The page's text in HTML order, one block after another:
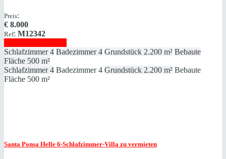
Preis:
€ 8.000
Ref: M12342
Schlafzimmer 4 Badezimmer 4 Grundstück 2.200 m² Bebaute
Fläche 500 m²
Schlafzimmer 4 Badezimmer 4 Grundstück 2.200 m² Bebaute
Fläche 500 m²
Santa Ponsa Helle 6-Schlafzimmer-Villa zu vermieten